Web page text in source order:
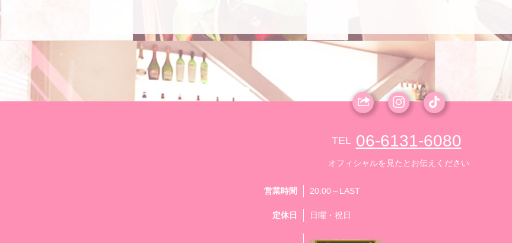
TEL 06-6131-6080
オフィシャルを見たとお伝えください
営業時間 20:00～LAST
定休日 日曜・祝日